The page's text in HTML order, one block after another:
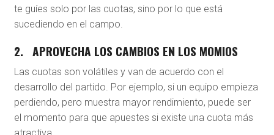
te guíes solo por las cuotas, sino por lo que está
sucediendo en el campo.
2. APROVECHA LOS CAMBIOS EN LOS MOMIOS
Las cuotas son volátiles y van de acuerdo con el
desarrollo del partido. Por ejemplo, si un equipo empieza
perdiendo, pero muestra mayor rendimiento, puede ser
el momento para que apuestes si existe una cuota más